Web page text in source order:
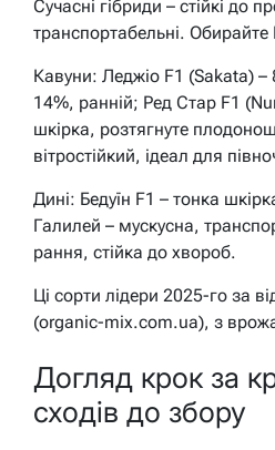
Сучасні гібриди – стійкі до
транспортабельні. Обирайте
Кавуни: Леджіо F1 (Sakata) –
14%, ранній; Ред Стар F1
шкірка, розтягнуте
вітростійкий, ідеал для
Дині: Бедуїн F1 – тонка
Галилей – мускусна,
рання, стійка до хвороб.
Ці сорти лідери 2025-го за
(organic-mix.com.ua), з
Догляд крок за
сходів до збору